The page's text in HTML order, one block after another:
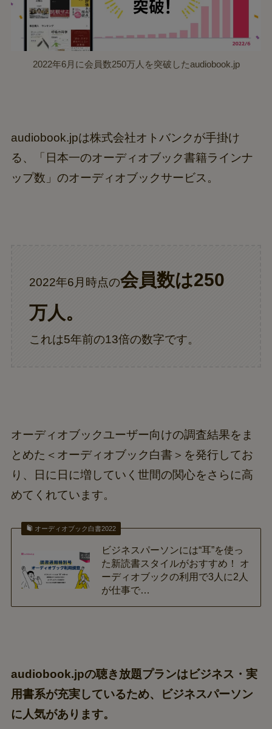
2022年6月に会員数250万人を突破したaudiobook.jp
audiobook.jpは株式会社オトバンクが手掛け
る、「日本一のオーディオブック書籍ラインナ
ップ数」のオーディオブックサービス。
2022年6月時点の会員数は250
万人。
これは5年前の13倍の数字です。
オーディオブックユーザー向けの調査結果をま
とめた＜オーディオブック白書＞を発行してお
り、日に日に増していく世間の関心をさらに高
めてくれています。
オーディオブック白書2022
ビジネスパーソンには“耳”を使っ
た新読書スタイルがおすすめ！ オ
ーディオブックの利用で3人に2人
が仕事で…
audiobook.jpの聴き放題プランはビジネス・実
用書系が充実しているため、ビジネスパーソン
に人気があります。